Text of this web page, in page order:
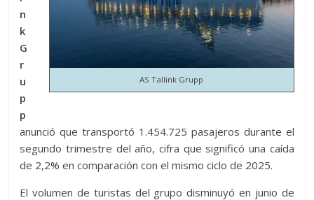
AS Tallink Grupp
n
k
G
r
u
p
p
anunció que transportó 1.454.725 pasajeros durante el
segundo trimestre del año, cifra que significó una caída
de 2,2% en comparación con el mismo ciclo de 2025.
El volumen de turistas del grupo disminuyó en junio de